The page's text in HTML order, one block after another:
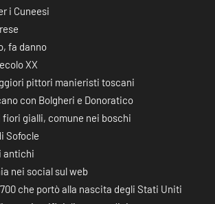
i Cuneesi
fa danno
XX
pittori manieristi toscani
con Bolgheri e Donoratico
fiori gialli, comune nei boschi
Sofocle
antichi
nei social sul web
che portò alla nascita degli Stati Uniti